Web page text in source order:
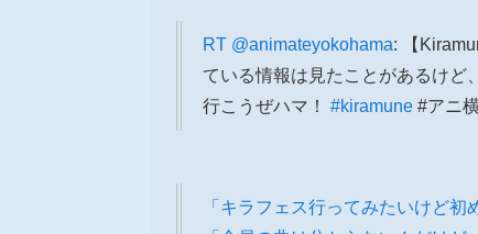
RT @animateyokohama: 【
ている情報は見たことがあるけ
行こうぜハマ！ #kiramune #アニ
「キラフェス行ってみたいけど初